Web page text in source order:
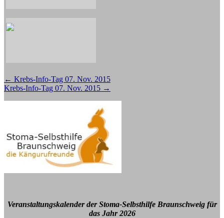
Beitragsnavigation
← Krebs-Info-Tag 07. Nov. 2015
Krebs-Info-Tag 07. Nov. 2015 →
Veranstaltungskalender der Stoma-Selbsthilfe Braunschweig für
das Jahr 2026